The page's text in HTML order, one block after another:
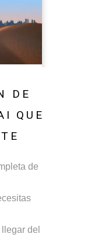
DE
QUE
de
del